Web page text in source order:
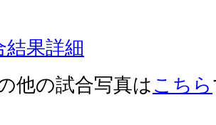
結果詳細
他の試合写真は こちら